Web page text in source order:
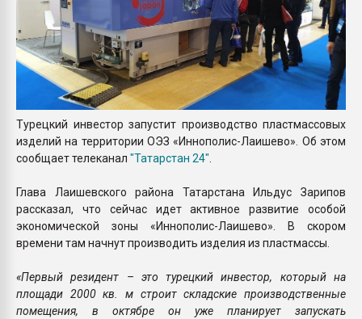
Турецкий инвестор запустит производство пластмассовых
изделий на территории ОЭЗ «Иннополис-Лаишево». Об этом
сообщает телеканал "Татарстан 24".
Глава Лаишевского района Татарстана Ильдус Зарипов
рассказал, что сейчас идет активное развитие особой
экономической зоны «Иннополис-Лаишево». В скором
времени там начнут производить изделия из пластмассы.
«Первый резидент – это турецкий инвестор, который на
площади 2000 кв. м строит складские производственные
помещения, в октябре он уже планирует запускать